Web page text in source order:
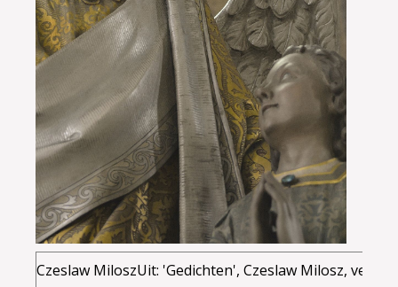
Czeslaw MiloszUit: 'Gedichten', Czeslaw Milosz,